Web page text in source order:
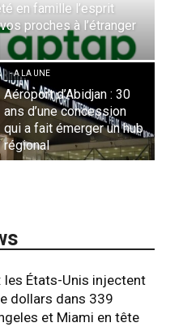
Royal Air Maroc fait de
de son hub de
- A LA UNE
Nominations : Sadri
Essid à la tête de la
Représentation d’Air
France en Tunisie et
Lionel Rault aux
commandes de la région
ANSCO
les États-Unis injectent
dollars dans 339
et Miami en tête